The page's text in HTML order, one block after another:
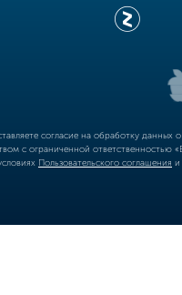
согласие на обработку
с ограниченной
Пользовательского соглашения и